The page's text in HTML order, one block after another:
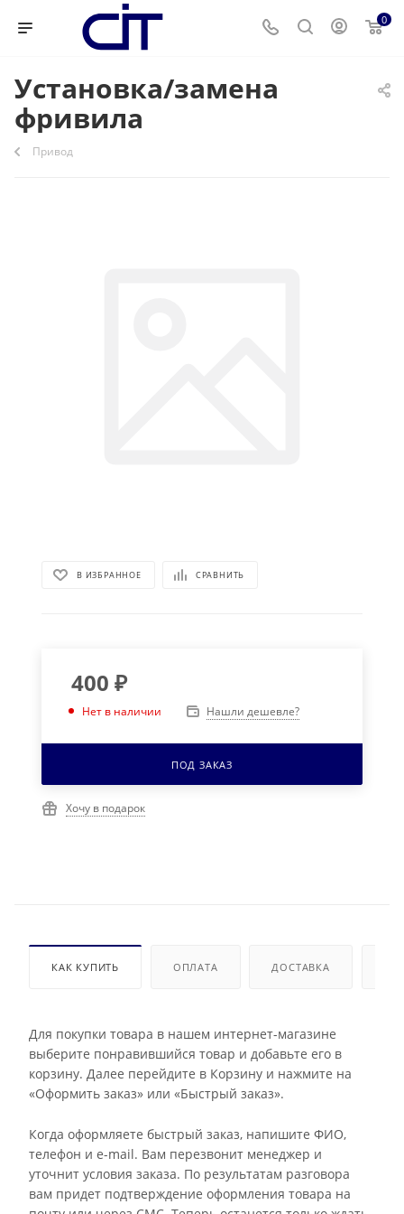
0
Установка/замена
фривила
Привод
В ИЗБРАННОЕ СРАВНИТЬ
400 ₽
Нет в наличии Нашли дешевле?
ПОД ЗАКАЗ
Хочу в подарок
КАК КУПИТЬ ОПЛАТА ДОСТАВКА
Для покупки товара в нашем интернет-магазине
выберите понравившийся товар и добавьте его в
корзину. Далее перейдите в Корзину и нажмите на
«Оформить заказ» или «Быстрый заказ».
Когда оформляете быстрый заказ, напишите ФИО,
телефон и e-mail. Вам перезвонит менеджер и
уточнит условия заказа. По результатам разговора
вам придет подтверждение оформления товара на